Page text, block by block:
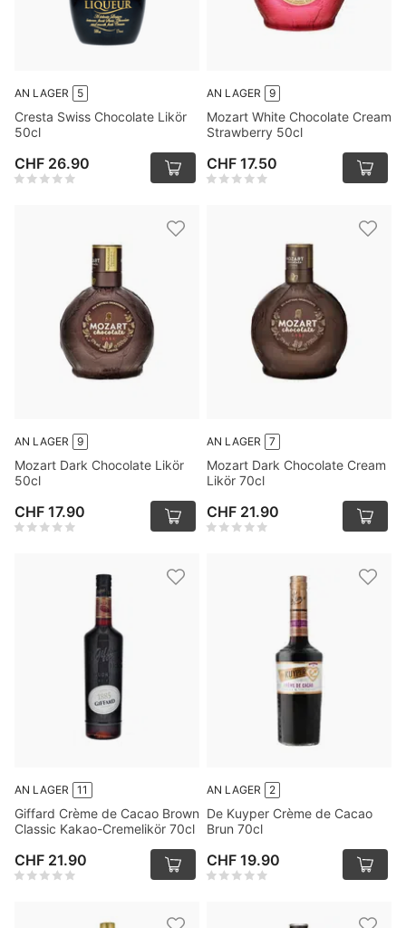
AN LAGER 5
Cresta Swiss Chocolate Likör
50cl
CHF 26.90
AN LAGER 9
Mozart White Chocolate Cream
Strawberry 50cl
CHF 17.50
AN LAGER 9
Mozart Dark Chocolate Likör
50cl
CHF 17.90
AN LAGER 7
Mozart Dark Chocolate Cream
Likör 70cl
CHF 21.90
AN LAGER 11
Giffard Crème de Cacao Brown
Classic Kakao-Cremelikör 70cl
CHF 21.90
AN LAGER 2
De Kuyper Crème de Cacao
Brun 70cl
CHF 19.90